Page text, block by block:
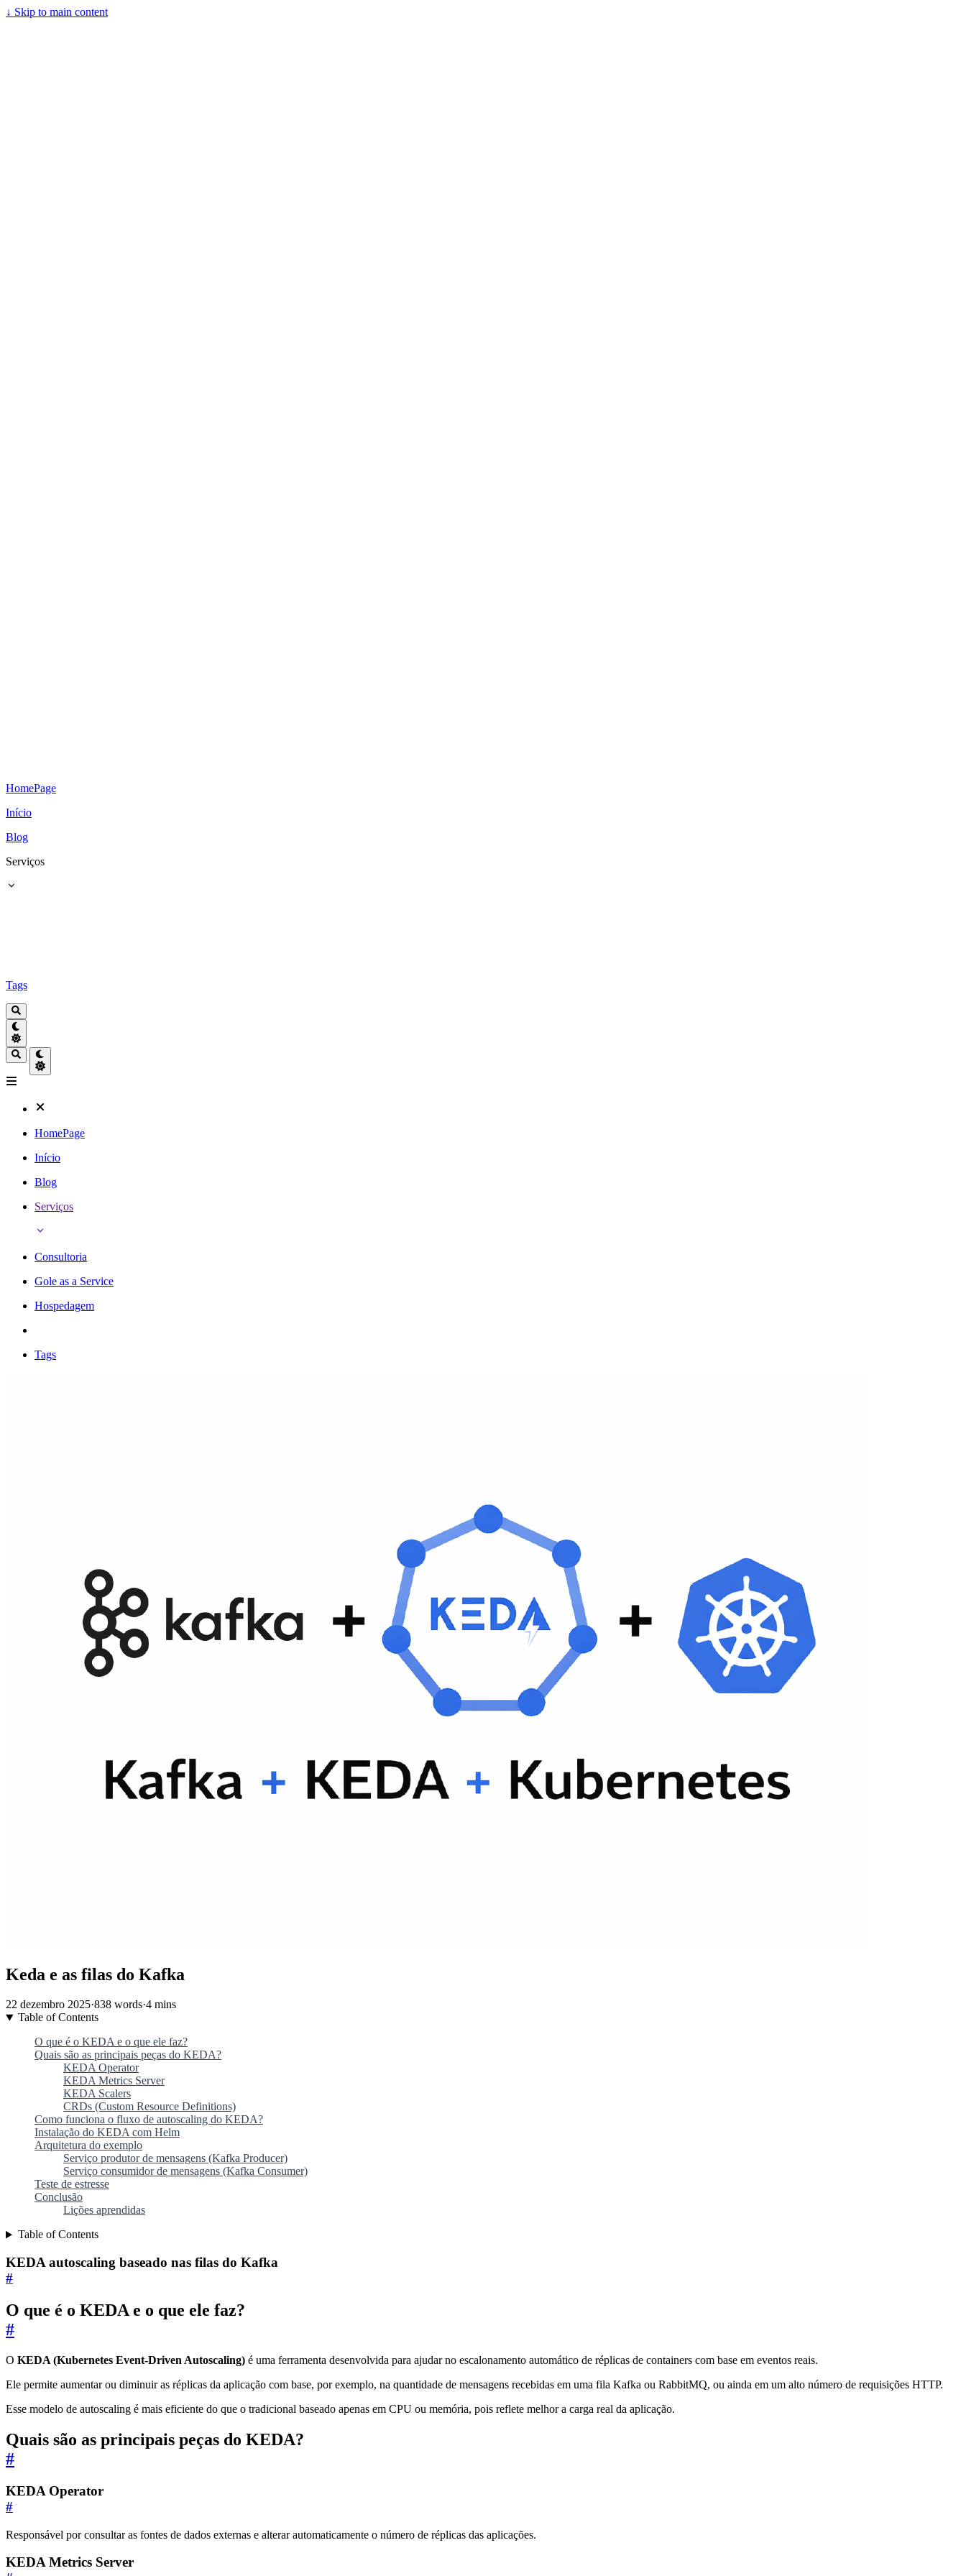
↓ Skip to main content
HomePage
Início
Blog
Serviços
Tags
HomePage
Início
Blog
Serviços
Consultoria
Gole as a Service
Hospedagem
Tags
Keda e as filas do Kafka
22 dezembro 2025·838 words·4 mins
Table of Contents
O que é o KEDA e o que ele faz?
Quais são as principais peças do KEDA?
KEDA Operator
KEDA Metrics Server
KEDA Scalers
CRDs (Custom Resource Definitions)
Como funciona o fluxo de autoscaling do KEDA?
Instalação do KEDA com Helm
Arquitetura do exemplo
Serviço produtor de mensagens (Kafka Producer)
Serviço consumidor de mensagens (Kafka Consumer)
Teste de estresse
Conclusão
Lições aprendidas
Table of Contents
KEDA autoscaling baseado nas filas do Kafka
#
O que é o KEDA e o que ele faz?
#
O KEDA (Kubernetes Event-Driven Autoscaling) é uma ferramenta desenvolvida para ajudar no escalonamento automático de réplicas de containers com base em eventos reais.
Ele permite aumentar ou diminuir as réplicas da aplicação com base, por exemplo, na quantidade de mensagens recebidas em uma fila Kafka ou RabbitMQ, ou ainda em um alto número de requisições HTTP.
Esse modelo de autoscaling é mais eficiente do que o tradicional baseado apenas em CPU ou memória, pois reflete melhor a carga real da aplicação.
Quais são as principais peças do KEDA?
#
KEDA Operator
#
Responsável por consultar as fontes de dados externas e alterar automaticamente o número de réplicas das aplicações.
KEDA Metrics Server